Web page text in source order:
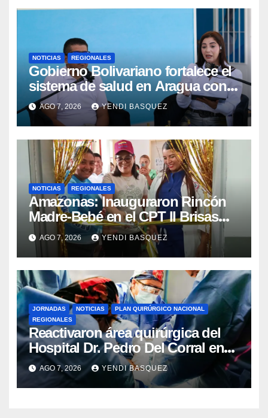
NOTICIAS REGIONALES
Gobierno Bolivariano fortalece el
sistema de salud en Aragua con
la reinauguración del CDI La Mora
AGO 7, 2026 YENDI BASQUEZ
NOTICIAS REGIONALES
​Amazonas: Inauguraron Rincón
Madre-Bebé en el CPT II Brisas
del Aeropuerto ​Inauguraron
Rincón
AGO 7, 2026 YENDI BASQUEZ
JORNADAS NOTICIAS
PLAN QUIRÚRGICO NACIONAL
REGIONALES
Reactivaron área quirúrgica del
Hospital Dr. Pedro Del Corral en
Guárico
AGO 7, 2026 YENDI BASQUEZ